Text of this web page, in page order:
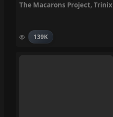
The Macarons Project, Trinix
139K